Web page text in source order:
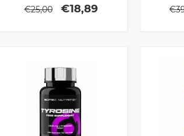
€25,00 €18,89 €